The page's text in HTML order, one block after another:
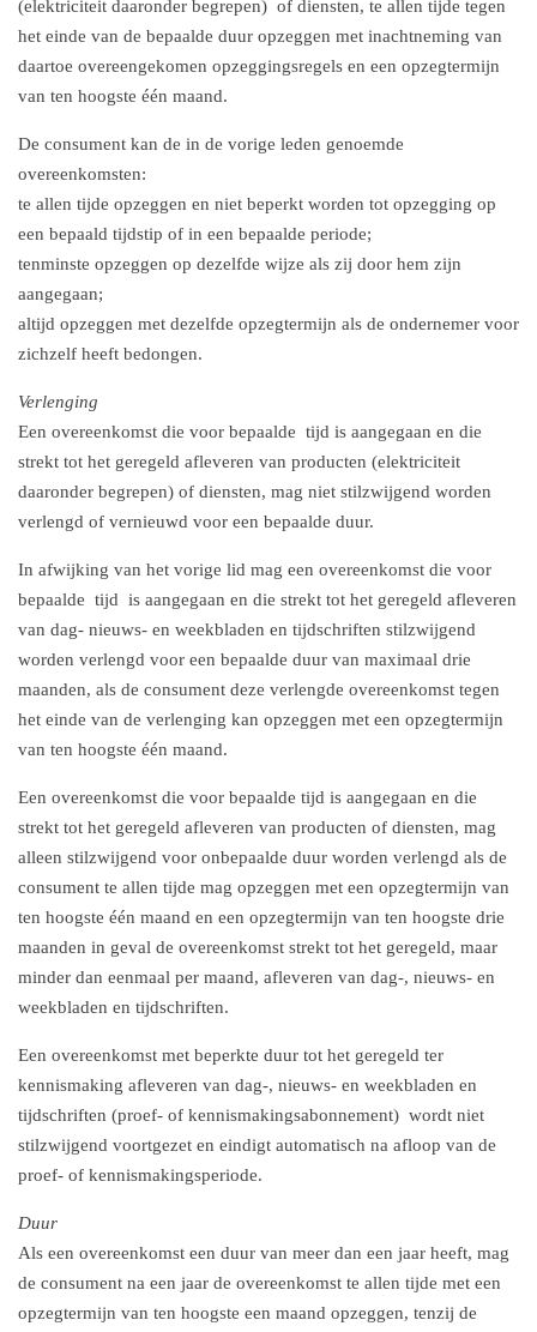
(elektriciteit daaronder begrepen) of diensten, te allen tijde tegen
het einde van de bepaalde duur opzeggen met inachtneming van
daartoe overeengekomen opzeggingsregels en een opzegtermijn
van ten hoogste één maand.
De consument kan de in de vorige leden genoemde
overeenkomsten:
te allen tijde opzeggen en niet beperkt worden tot opzegging op
een bepaald tijdstip of in een bepaalde periode;
tenminste opzeggen op dezelfde wijze als zij door hem zijn
aangegaan;
altijd opzeggen met dezelfde opzegtermijn als de ondernemer voor
zichzelf heeft bedongen.
Verlenging
Een overeenkomst die voor bepaalde tijd is aangegaan en die
strekt tot het geregeld afleveren van producten (elektriciteit
daaronder begrepen) of diensten, mag niet stilzwijgend worden
verlengd of vernieuwd voor een bepaalde duur.
In afwijking van het vorige lid mag een overeenkomst die voor
bepaalde tijd is aangegaan en die strekt tot het geregeld afleveren
van dag- nieuws- en weekbladen en tijdschriften stilzwijgend
worden verlengd voor een bepaalde duur van maximaal drie
maanden, als de consument deze verlengde overeenkomst tegen
het einde van de verlenging kan opzeggen met een opzegtermijn
van ten hoogste één maand.
Een overeenkomst die voor bepaalde tijd is aangegaan en die
strekt tot het geregeld afleveren van producten of diensten, mag
alleen stilzwijgend voor onbepaalde duur worden verlengd als de
consument te allen tijde mag opzeggen met een opzegtermijn van
ten hoogste één maand en een opzegtermijn van ten hoogste drie
maanden in geval de overeenkomst strekt tot het geregeld, maar
minder dan eenmaal per maand, afleveren van dag-, nieuws- en
weekbladen en tijdschriften.
Een overeenkomst met beperkte duur tot het geregeld ter
kennismaking afleveren van dag-, nieuws- en weekbladen en
tijdschriften (proef- of kennismakingsabonnement) wordt niet
stilzwijgend voortgezet en eindigt automatisch na afloop van de
proef- of kennismakingsperiode.
Duur
Als een overeenkomst een duur van meer dan een jaar heeft, mag
de consument na een jaar de overeenkomst te allen tijde met een
opzegtermijn van ten hoogste een maand opzeggen, tenzij de